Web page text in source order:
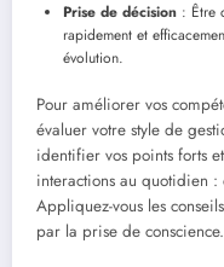
Prise de décision : Être
rapidement et
évolution.
Pour améliorer vos
évaluer votre style de
identifier vos points forts
interactions au quotidien :
Appliquez-vous les
par la prise de conscience.